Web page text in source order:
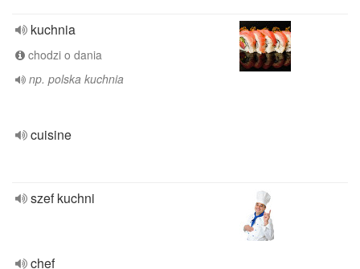
kuchnia
chodzi o dania
np. polska kuchnia
cuisine
szef kuchni
chef